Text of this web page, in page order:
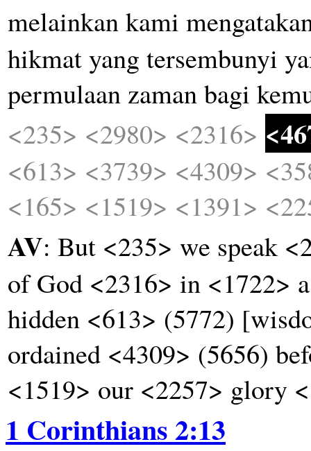
melainkankami
hikmatyang tersembunyi
permulaan zamanbagi
<235> <2980> <2316>
<613> <3739> <4309>
<165> <1519> <1391>
AV: But <235> we speak
of God <2316> in <1722>
hidden <613> (5772)
ordained <4309> (5656)
<1519> our <2257> glory
1 Corinthians 2:13